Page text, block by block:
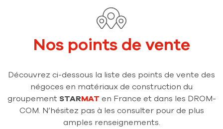
Nos points de vente
Découvrez ci-dessous la liste des points de vente des
négoces en matériaux de construction du
groupementSTARMAT en France et dans les DROM-
COM. N’hésitez pas à les consulter pour de plus
amples renseignements.